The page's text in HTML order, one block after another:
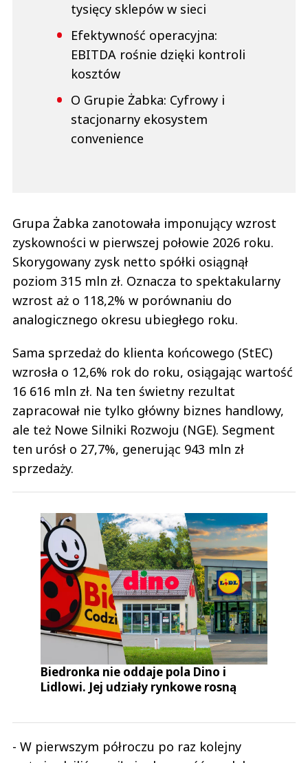
tysięcy sklepów w sieci
Efektywność operacyjna:
EBITDA rośnie dzięki kontroli
kosztów
O Grupie Żabka: Cyfrowy i
stacjonarny ekosystem
convenience
Grupa Żabka zanotowała imponujący wzrost
zyskowności w pierwszej połowie 2026 roku.
Skorygowany zysk netto spółki osiągnął
poziom 315 mln zł. Oznacza to spektakularny
wzrost aż o 118,2% w porównaniu do
analogicznego okresu ubiegłego roku.
Sama sprzedaż do klienta końcowego (StEC)
wzrosła o 12,6% rok do roku, osiągając wartość
16 616 mln zł. Na ten świetny rezultat
zapracował nie tylko główny biznes handlowy,
ale też Nowe Silniki Rozwoju (NGE). Segment
ten urósł o 27,7%, generując 943 mln zł
sprzedaży.
Biedronka nie oddaje pola Dino i
Lidlowi. Jej udziały rynkowe rosną
- W pierwszym półroczu po raz kolejny